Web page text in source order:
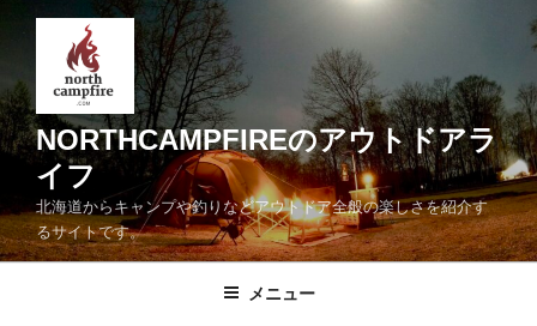
ン
ツ
へ
キ
ッ
NORTHCAMPFIREのアウトドアラ
イフ
北海道からキャンプや釣りなどアウトドア全般の楽しさを紹介す
るサイトです。
メニュー